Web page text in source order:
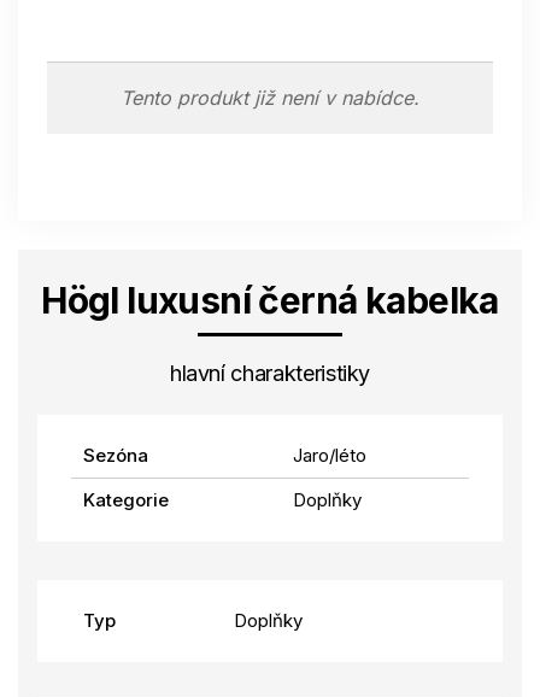
Tento produkt již není v nabídce.
Högl luxusní černá kabelka
hlavní charakteristiky
Sezóna
Jaro/léto
Kategorie
Doplňky
Typ Doplňky